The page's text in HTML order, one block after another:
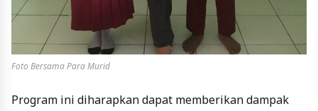
Foto Bersama Para Murid
Program ini diharapkan dapat memberikan dampak